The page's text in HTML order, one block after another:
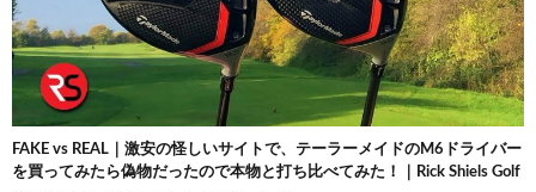
FAKE vs REAL｜激安の怪しいサイトで、テーラーメイドのM6ドライバー
を買ってみたら偽物だったので本物と打ち比べてみた！｜Rick Shiels Golf